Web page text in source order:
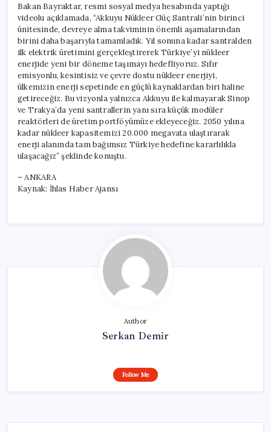
Bakan Bayraktar, resmi sosyal medya hesabında yaptığı
videolu açıklamada, “Akkuyu Nükleer Güç Santrali’nin birinci
ünitesinde, devreye alma takviminin önemli aşamalarından
birini daha başarıyla tamamladık. Yıl sonuna kadar santralden
ilk elektrik üretimini gerçekleştirerek Türkiye’yi nükleer
enerjide yeni bir döneme taşımayı hedefliyoruz. Sıfır
emisyonlu, kesintisiz ve çevre dostu nükleer enerjiyi,
ülkemizin enerji sepetinde en güçlü kaynaklardan biri haline
getireceğiz. Bu vizyonla yalnızca Akkuyu ile kalmayarak Sinop
ve Trakya’da yeni santrallerin yanı sıra küçük modüler
reaktörleri de üretim portföyümüze ekleyeceğiz. 2050 yılına
kadar nükleer kapasitemizi 20.000 megavata ulaştırarak
enerji alanında tam bağımsız Türkiye hedefine kararlılıkla
ulaşacağız” şeklinde konuştu.
– ANKARA
Kaynak: İhlas Haber Ajansı
Author
Serkan Demir
Follow Me